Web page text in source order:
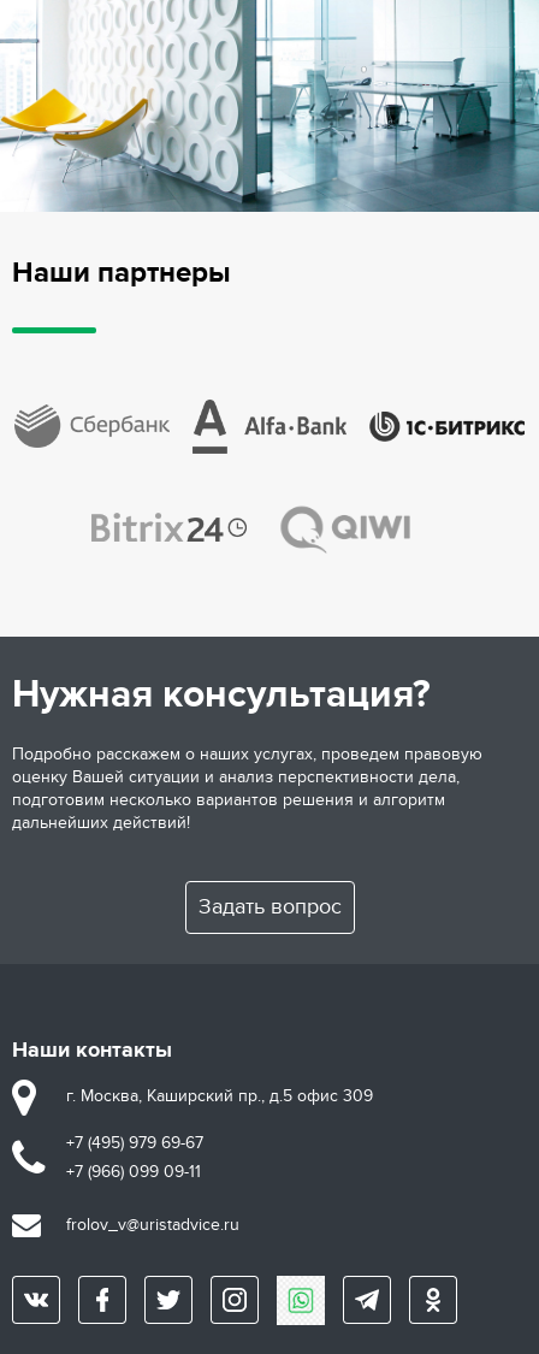
Наши партнеры
Нужная консультация?
Подробно расскажем о наших услугах, проведем правовую
оценку Вашей ситуации и анализ перспективности дела,
подготовим несколько вариантов решения и алгоритм
дальнейших действий!
Задать вопрос
Наши контакты
г. Москва, Каширский пр., д.5 офис 309
+7 (495) 979 69-67
+7 (966) 099 09-11
frolov_v@uristadvice.ru